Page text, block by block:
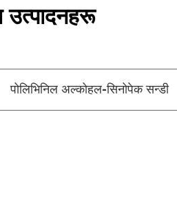
उत्पादनहरू
पोलिभिनिल अल्कोहल-सिनोपेक सन्डी